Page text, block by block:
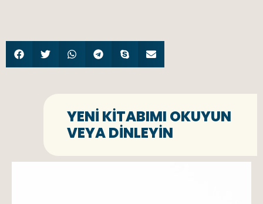
YENI KITABIMI OKUYUN
VEYA DINLEYIN